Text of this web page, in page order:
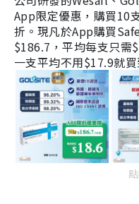
App限定優惠，購買10
折。現凡於App購買
$186.7，平均每支只需
一支平均不用$17.9就